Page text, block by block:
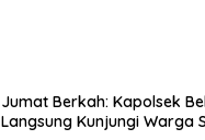
Jumat Berkah: Kapolsek
Langsung Kunjungi Warga